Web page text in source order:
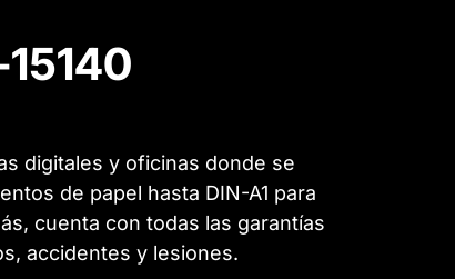
digitales y oficinas donde se
de papel hasta DIN-A1 para
cuenta con todas las garantías
accidentes y lesiones.